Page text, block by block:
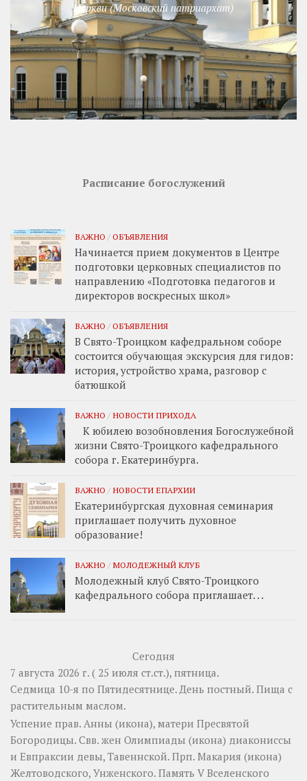
Церкви (Московский патриархат)
Расписание богослужений
ВАЖНО / ОБЪЯВЛЕНИЯ
Начинается прием документов в Центре
подготовки церковных специалистов по
направлению «Подготовка педагогов и
директоров воскресных школ»
ВАЖНО / ОБЪЯВЛЕНИЯ
В Свято-Троицком кафедральном соборе
состоится обучающая экскурсия для гидов:
история, устройство храма, разговор с
батюшкой
ВАЖНО / НОВОСТИ ПРИХОДА
К юбилею возобновления Богослужебной
жизни Свято-Троицкого кафедрального
собора г. Екатеринбурга.
ВАЖНО / НОВОСТИ ЕПАРХИИ
Екатеринбургская духовная семинария
приглашает получить духовное
образование!
ВАЖНО / МОЛОДЕЖНЫЙ КЛУБ
Молодежный клуб Свято-Троицкого
кафедрального собора приглашает. . .
Сегодня
7 августа 2026 г. ( 25 июля ст.ст.), пятница.
Седмица 10-я по Пятидесятнице. День постный. Пища с
растительным маслом.
Успение прав. Анны (икона), матери Пресвятой
Богородицы. Свв. жен Олимпиады (икона) диакониссы
и Евпраксии девы, Тавеннской. Прп. Макария (икона)
Желтоводского, Унженского. Память V Вселенского